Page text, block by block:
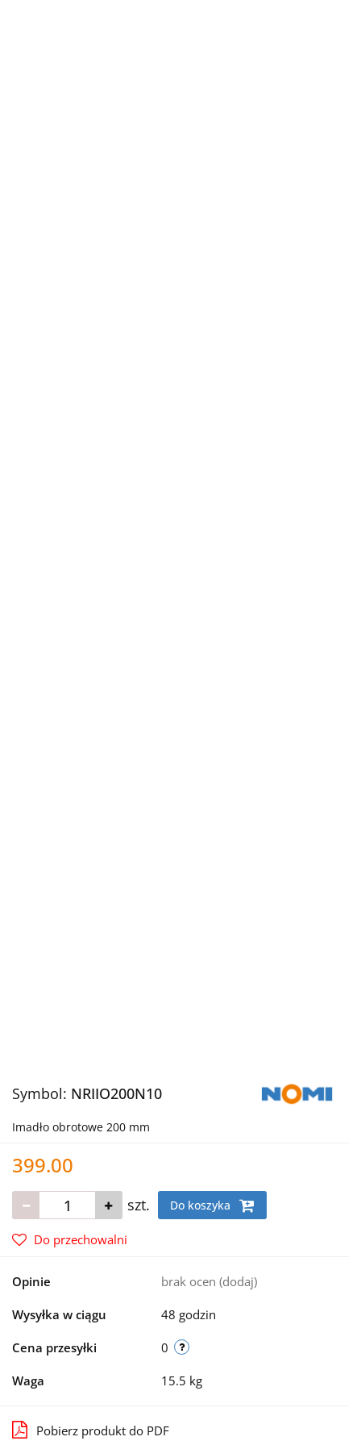
Symbol: NRIIO200N10
Imadło obrotowe 200 mm
399.00
szt. Do koszyka
Do przechowalni
Opinie brak ocen (dodaj)
Wysyłka w ciągu 48 godzin
Cena przesyłki 0
Waga 15.5 kg
Pobierz produkt do PDF